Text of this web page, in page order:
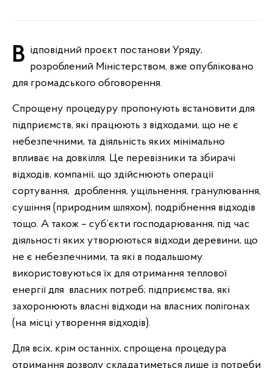
Відповідний проєкт постанови Уряду, розроблений Міністерством, вже опубліковано
для громадського обговорення.
Спрощену процедуру пропонують встановити для
підприємств, які працюють з відходами, що не є
небезпечними, та діяльність яких мінімально
впливає на довкілля. Це перевізники та збирачі
відходів, компанії, що здійснюють операції
сортування, дроблення, ущільнення, гранулювання,
сушіння (природним шляхом), подрібнення відходів
тощо. А також – суб’єкти господарювання, під час
діяльності яких утворюються відходи деревини, що
не є небезпечними, та які в подальшому
використовуються їх для отримання теплової
енергії для власних потреб; підприємства, які
захоронюють власні відходи на власних полігонах
(на місці утворення відходів).
Для всіх, крім останніх, спрощена процедура
отримання дозволу складатиметься лише із потреби